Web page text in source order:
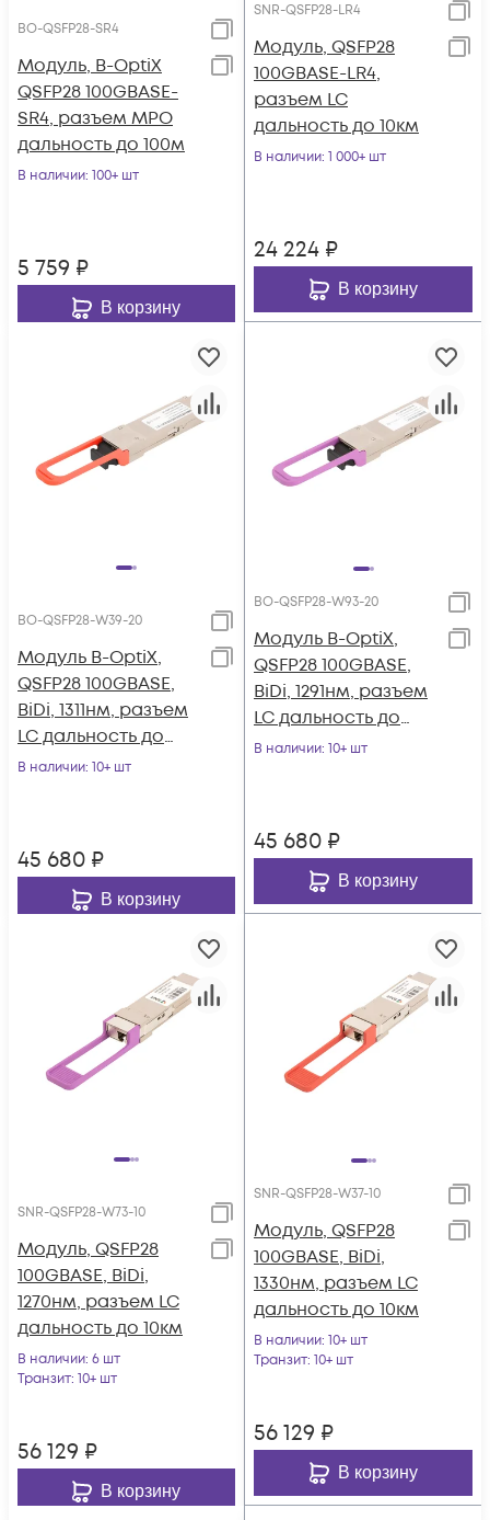
BO-QSFP28-SR4
Модуль, B-OptiX
QSFP28 100GBASE-
SR4, разъем MPO
дальность до 100м
В наличии: 100+ шт
5 759 ₽
В корзину
SNR-QSFP28-LR4
Модуль, QSFP28
100GBASE-LR4,
разъем LC
дальность до 10км
В наличии: 1 000+ шт
24 224 ₽
В корзину
BO-QSFP28-W39-20
Модуль B-OptiX,
QSFP28 100GBASE,
BiDi, 1311нм, разъем
LC дальность до
20км
В наличии: 10+ шт
45 680 ₽
В корзину
BO-QSFP28-W93-20
Модуль B-OptiX,
QSFP28 100GBASE,
BiDi, 1291нм, разъем
LC дальность до
20км
В наличии: 10+ шт
45 680 ₽
В корзину
SNR-QSFP28-W73-10
Модуль, QSFP28
100GBASE, BiDi,
1270нм, разъем LC
дальность до 10км
В наличии: 6 шт
Транзит: 10+ шт
56 129 ₽
В корзину
SNR-QSFP28-W37-10
Модуль, QSFP28
100GBASE, BiDi,
1330нм, разъем LC
дальность до 10км
В наличии: 10+ шт
Транзит: 10+ шт
56 129 ₽
В корзину